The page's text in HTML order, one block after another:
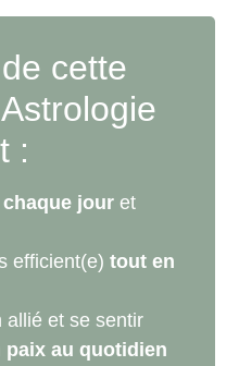
cette
:
chaque jour et
efficient(e)tout en
allié et se sentir
paix au quotidien